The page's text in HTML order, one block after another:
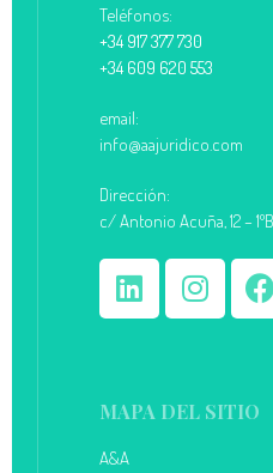
Teléfonos:
+34 917 377 730
+34 609 620 553
email:
info@aajuridico.com
Dirección:
c/ Antonio Acuña, 12 –
MAPA DEL SITIO
A&A